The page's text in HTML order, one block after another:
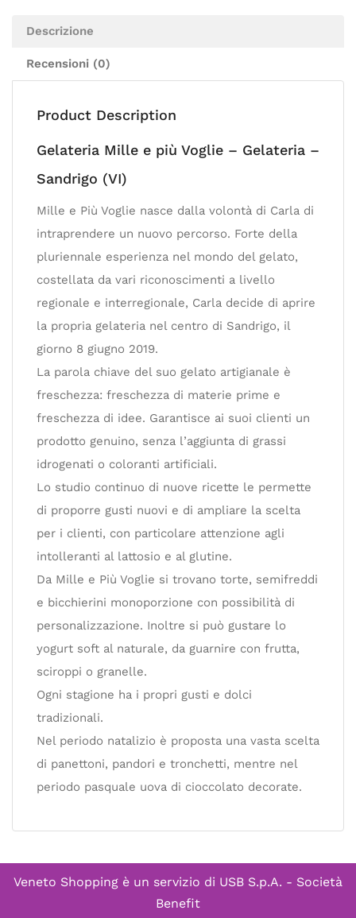
Descrizione
Recensioni (0)
Product Description
Gelateria Mille e più Voglie – Gelateria –
Sandrigo (VI)
Mille e Più Voglie nasce dalla volontà di Carla di
intraprendere un nuovo percorso. Forte della
pluriennale esperienza nel mondo del gelato,
costellata da vari riconoscimenti a livello
regionale e interregionale, Carla decide di aprire
la propria gelateria nel centro di Sandrigo, il
giorno 8 giugno 2019.
La parola chiave del suo gelato artigianale è
freschezza: freschezza di materie prime e
freschezza di idee. Garantisce ai suoi clienti un
prodotto genuino, senza l’aggiunta di grassi
idrogenati o coloranti artificiali.
Lo studio continuo di nuove ricette le permette
di proporre gusti nuovi e di ampliare la scelta
per i clienti, con particolare attenzione agli
intolleranti al lattosio e al glutine.
Da Mille e Più Voglie si trovano torte, semifreddi
e bicchierini monoporzione con possibilità di
personalizzazione. Inoltre si può gustare lo
yogurt soft al naturale, da guarnire con frutta,
sciroppi o granelle.
Ogni stagione ha i propri gusti e dolci
tradizionali.
Nel periodo natalizio è proposta una vasta scelta
di panettoni, pandori e tronchetti, mentre nel
periodo pasquale uova di cioccolato decorate.
Veneto Shopping è un servizio di USB S.p.A. - Società
Benefit